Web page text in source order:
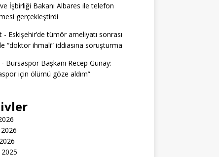
İşbirliği Bakanı Albares ile telefon
gerçekleştirdi
- Eskişehir’de tümör ameliyatı sonrası
“doktor ihmali” iddiasına soruşturma
Bursaspor Başkanı Recep Günay:
için ölümü göze aldım”
2025